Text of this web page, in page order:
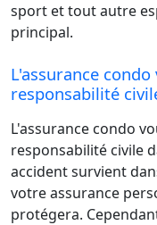
sport et tout autre
principal.
L'assurance
responsabilité
L'assurance condo
responsabilité civile
accident survient
votre assurance
protégera.